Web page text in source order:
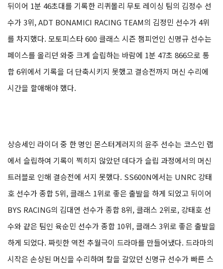
뒤이어 1분 46초대를 기록한 리퀴몰리 무토 레이싱 팀의 김정수 선
수가 3위, ADT BONAMICI RACING TEAM의 김정민 선수가 4위
를 차지했다. 모토피스타 600 클래스 시즌 챔피언인 신명규 선수는
페이스를 올리던 와중 크게 슬립하는 바람에 1분 47초 866으로 통
합 6위에서 기록을 더 단축시키지 못했고 결승전까지 머신 수리에
시간을 할애해야 했다.
상승세인 라이더 중 한 명인 몬스터게러지의 윤주 선수는 코스인 랩
에서 슬립하여 기록이 찍히지 않았던 데다가 슬립 과정에서의 머신
트러블로 인해 결승전에 서지 못했다. SS600N에서는 UNRC 강태
호 선수가 종합 5위, 클래스 1위로 좋은 출발을 하게 되었고 뒤이어
BYS RACING의 김대연 선수가 종합 8위, 클래스 2위로, 강태호 선
수와 같은 팀인 육순민 선수가 종합 10위, 클래스 3위로 좋은 출발을
하게 되었다. 짜릿한 역전 추월극이 드라마를 만들어냈다. 드라마의
시작은 손상된 머신을 수리하며 칼을 갈았던 신명규 선수가 빠른 스